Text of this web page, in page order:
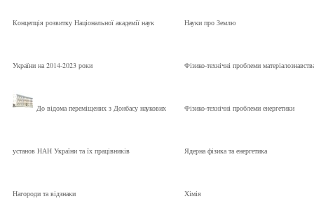
Концепція розвитку Національної академії наук
України на 2014-2023 роки
До відома переміщених з Донбасу наукових
установ НАН України та їх працівників
Нагороди та відзнаки
Науки про Землю
Фізико-технічні проблеми
Фізико-технічні проблеми енергетики
Ядерна фізика та енергетика
Хімія